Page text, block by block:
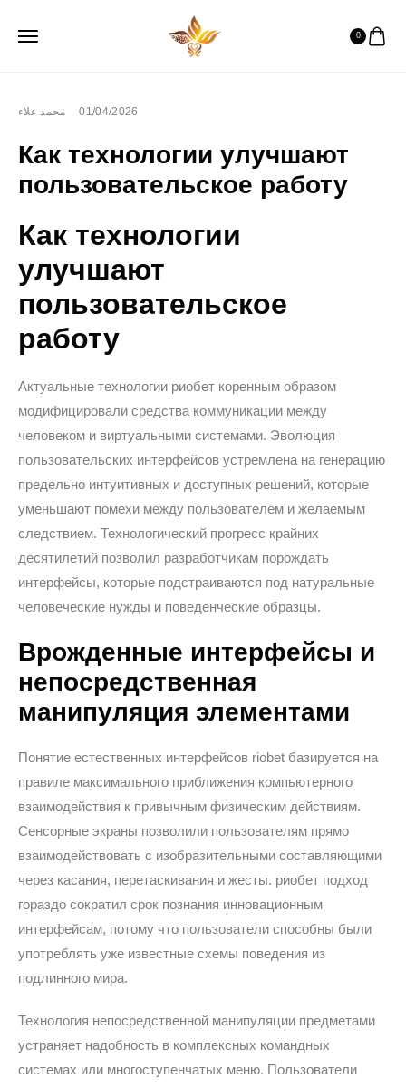
0
محمد علاء 01/04/2026
Как технологии улучшают
пользовательское работу
Как технологии
улучшают
пользовательское
работу
Актуальные технологии риобет коренным образом
модифицировали средства коммуникации между
человеком и виртуальными системами. Эволюция
пользовательских интерфейсов устремлена на генерацию
предельно интуитивных и доступных решений, которые
уменьшают помехи между пользователем и желаемым
следствием. Технологический прогресс крайних
десятилетий позволил разработчикам порождать
интерфейсы, которые подстраиваются под натуральные
человеческие нужды и поведенческие образцы.
Врожденные интерфейсы и
непосредственная
манипуляция элементами
Понятие естественных интерфейсов riobet базируется на
правиле максимального приближения компьютерного
взаимодействия к привычным физическим действиям.
Сенсорные экраны позволили пользователям прямо
взаимодействовать с изобразительными составляющими
через касания, перетаскивания и жесты. риобет подход
гораздо сократил срок познания инновационным
интерфейсам, потому что пользователи способны были
употреблять уже известные схемы поведения из
подлинного мира.
Технология непосредственной манипуляции предметами
устраняет надобность в комплексных командных
системах или многоступенчатых меню. Пользователи